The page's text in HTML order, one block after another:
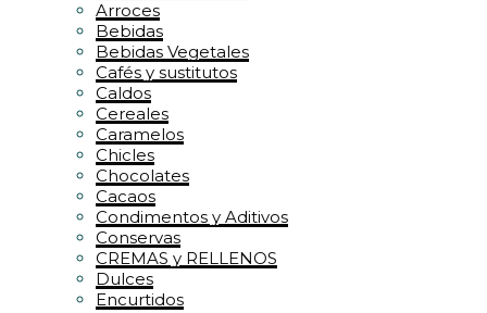
Arroces
Bebidas
Bebidas Vegetales
Cafés y sustitutos
Caldos
Cereales
Caramelos
Chicles
Chocolates
Cacaos
Condimentos y Aditivos
Conservas
CREMAS y RELLENOS
Dulces
Encurtidos